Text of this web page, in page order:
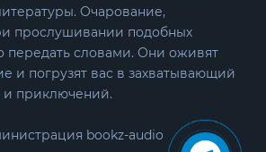
Очарование,
прослушивании подобных
передать словами. Они оживят
и погрузят вас в захватывающий
и приключений.
bookz-audio